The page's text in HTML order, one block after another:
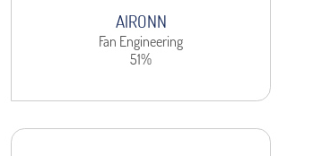
AIRONN
Fan Engineering
51%